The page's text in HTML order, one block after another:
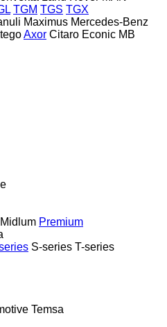
TGM TGS TGX
Maximus Mercedes-Benz
Axor Citaro Econic MB
Midlum Premium
S-series T-series
Temsa